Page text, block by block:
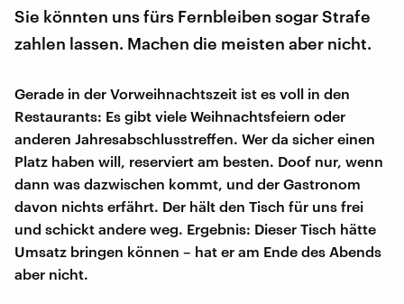
Sie könnten uns fürs Fernbleiben sogar Strafe
zahlen lassen. Machen die meisten aber nicht.
Gerade in der Vorweihnachtszeit ist es voll in den
Restaurants: Es gibt viele Weihnachtsfeiern oder
anderen Jahresabschlusstreffen. Wer da sicher einen
Platz haben will, reserviert am besten. Doof nur, wenn
dann was dazwischen kommt, und der Gastronom
davon nichts erfährt. Der hält den Tisch für uns frei
und schickt andere weg. Ergebnis: Dieser Tisch hätte
Umsatz bringen können – hat er am Ende des Abends
aber nicht.